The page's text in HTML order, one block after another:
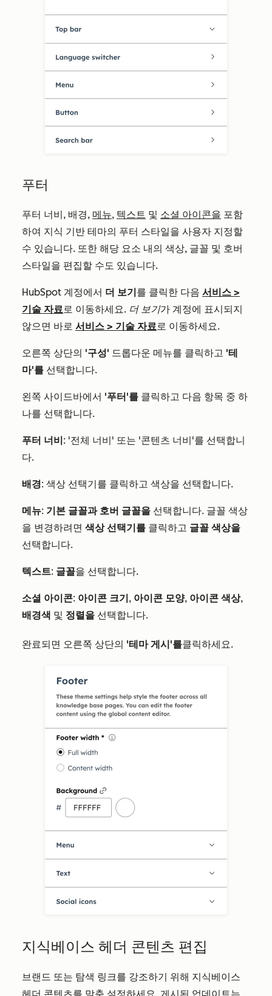
푸터
푸터 너비, 배경, 메뉴, 텍스트 및 소셜 아이콘을 포함
하여 지식 기반 테마의 푸터 스타일을 사용자 지정할
수 있습니다. 또한 해당 요소 내의 색상, 글꼴 및 호버
스타일을 편집할 수도 있습니다.
HubSpot 계정에서 더 보기를 클릭한 다음 서비스 >
기술 자료로 이동하세요. 더 보기가 계정에 표시되지
않으면 바로 서비스 > 기술 자료로 이동하세요.
오른쪽 상단의 '구성' 드롭다운 메뉴를 클릭하고 '테
마'를 선택합니다.
왼쪽 사이드바에서 '푸터'를 클릭하고 다음 항목 중 하
나를 선택합니다.
푸터 너비: '전체 너비' 또는 '콘텐츠 너비'를 선택합니
다.
배경: 색상 선택기를 클릭하고 색상을 선택합니다.
메뉴: 기본 글꼴과 호버 글꼴을 선택합니다. 글꼴 색상
을 변경하려면 색상 선택기를 클릭하고 글꼴 색상을
선택합니다.
텍스트: 글꼴을 선택합니다.
소셜 아이콘: 아이콘 크기, 아이콘 모양, 아이콘 색상,
배경색 및 정렬을 선택합니다.
완료되면 오른쪽 상단의 '테마 게시'를클릭하세요.
지식베이스 헤더 콘텐츠 편집
브랜드 또는 탐색 링크를 강조하기 위해 지식베이스